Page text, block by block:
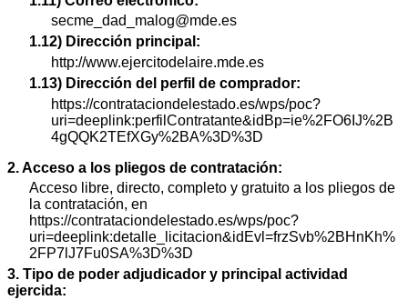
secme_dad_malog@mde.es
1.12) Dirección principal:
http://www.ejercitodelaire.mde.es
1.13) Dirección del perfil de comprador:
https://contrataciondelestado.es/wps/poc?
uri=deeplink:perfilContratante&idBp=ie%2FO6IJ%2B
4gQQK2TEfXGy%2BA%3D%3D
2. Acceso a los pliegos de contratación:
Acceso libre, directo, completo y gratuito a los pliegos de
la contratación, en
https://contrataciondelestado.es/wps/poc?
uri=deeplink:detalle_licitacion&idEvl=frzSvb%2BHnKh%
2FP7lJ7Fu0SA%3D%3D
3. Tipo de poder adjudicador y principal actividad
ejercida: